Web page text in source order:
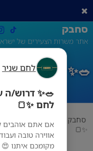
לחם שניר
🥗✨ דרוש/ה
לחם ✨🍞
אם אתם אוהבים
אווירה טובה
מקומכם איתנו 😍
סחבק
אתר משרות הצעירים של
🥗✨ דרוש/ה
סחבק
✨🍞